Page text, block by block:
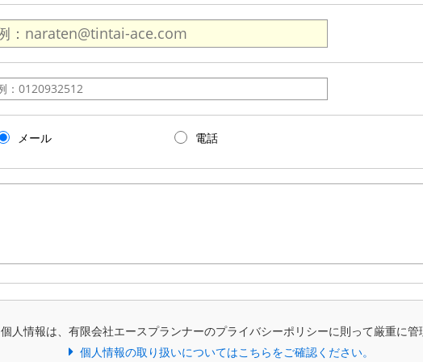
メール 電話
個人情報は、有限会社エースプランナーのプライバシーポリシーに則って厳重に管
個人情報の取り扱いについてはこちらをご確認ください。